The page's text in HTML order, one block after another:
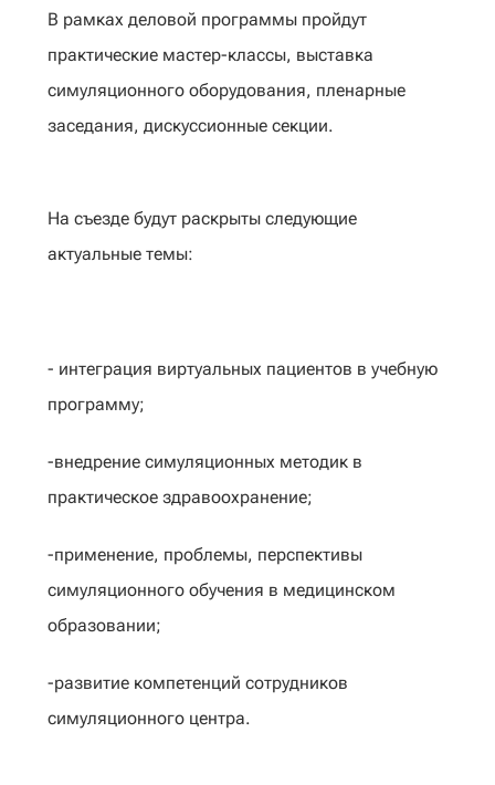
В рамках деловой программы пройдут
практические мастер-классы, выставка
симуляционного оборудования, пленарные
заседания, дискуссионные секции.
На съезде будут раскрыты следующие
актуальные темы:
- интеграция виртуальных пациентов в учебную
программу;
-внедрение симуляционных методик в
практическое здравоохранение;
-применение, проблемы, перспективы
симуляционного обучения в медицинском
образовании;
-развитие компетенций сотрудников
симуляционного центра.